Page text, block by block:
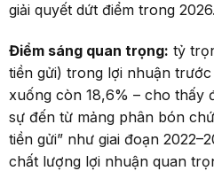
giải quyết dứt điểm trong 2026.
Điểm sáng quan trọng: tỷ
tiền gửi) trong lợi nhuận
xuống còn 18,6% – cho thấy
sự đến từ mảng phân bón
tiền gửi” như giai đoạn
chất lượng lợi nhuận quan